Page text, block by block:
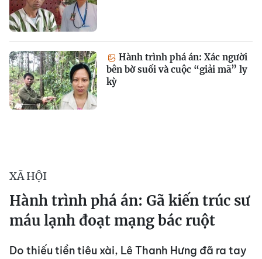
Hành trình phá án: Xác người
bên bờ suối và cuộc “giải mã” ly
kỳ
XÃ HỘI
Hành trình phá án: Gã kiến trúc sư
máu lạnh đoạt mạng bác ruột
Do thiếu tiền tiêu xài, Lê Thanh Hưng đã ra tay